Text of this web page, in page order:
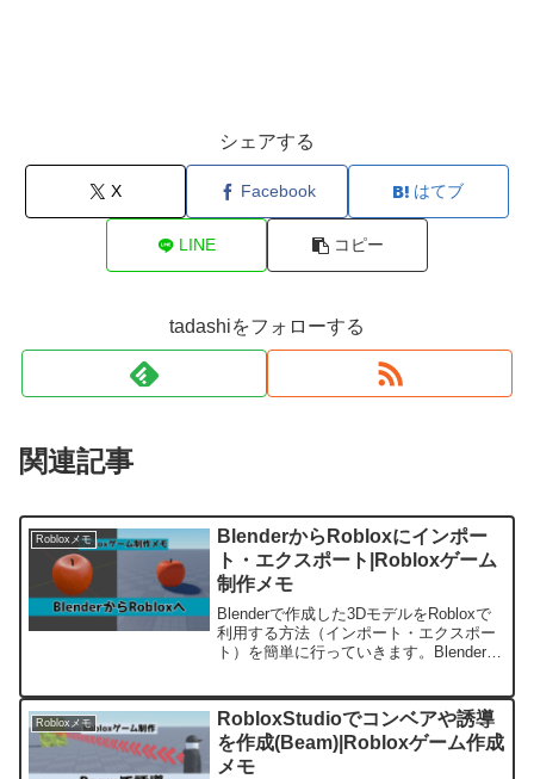
シェアする
X Facebook はてブ
LINE コピー
tadashiをフォローする
関連記事
Robloxメモ
BlenderからRobloxにインポー
ト・エクスポート|Robloxゲーム
制作メモ
Blenderで作成した3DモデルをRobloxで
利用する方法（インポート・エクスポー
ト）を簡単に行っていきます。Blenderで
Blenderで利用することが簡単な操作でで
きます。
Robloxメモ
RobloxStudioでコンベアや誘導
を作成(Beam)|Robloxゲーム作成
メモ